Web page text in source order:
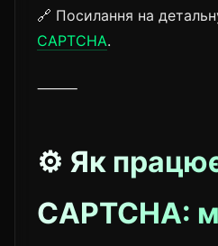
🔗 Посилання на
CAPTCHA.
⸻
⚙️ Як
CAPTCHA: